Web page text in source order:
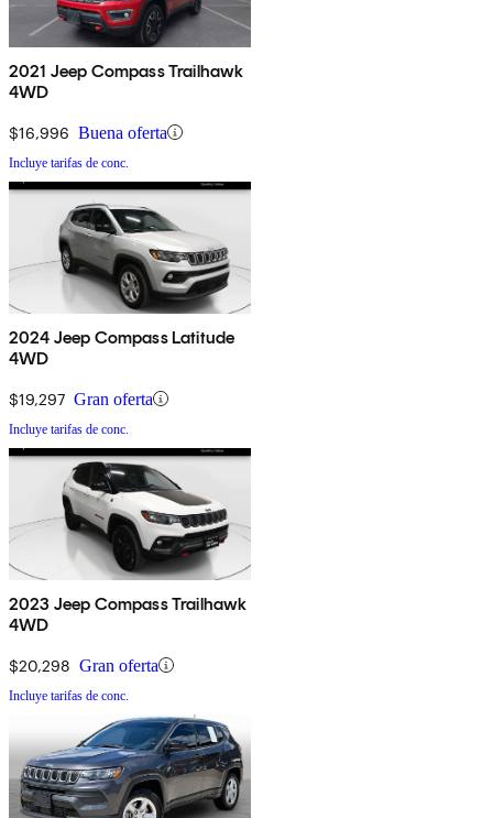
2021 Jeep Compass Trailhawk
4WD
$16,996 Buena oferta
Incluye tarifas de conc.
2024 Jeep Compass Latitude
4WD
$19,297 Gran oferta
Incluye tarifas de conc.
2023 Jeep Compass Trailhawk
4WD
$20,298 Gran oferta
Incluye tarifas de conc.